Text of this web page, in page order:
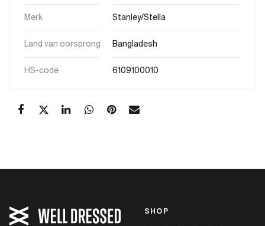
Merk Stanley/Stella
Land van oorsprong Bangladesh
HS-code 6109100010
SHOP